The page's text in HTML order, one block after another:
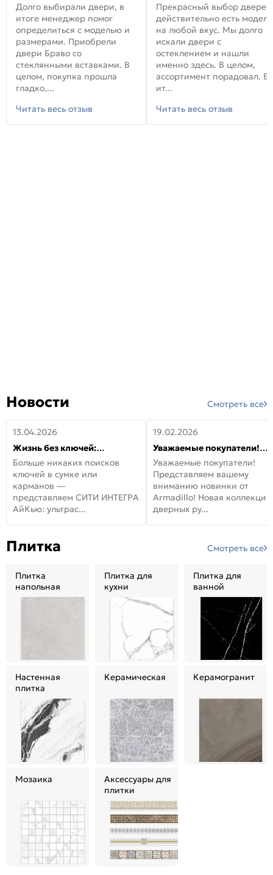
Долго выбирали двери, в
итоге менеджер помог
определиться с моделью и
размерами. Приобрели
двери Браво со
стеклянными вставками. В
целом, покупка прошла
гладко,...
Читать весь отзыв
Прекрасный выбор
действительно есть модели
на любой вкус. Мы долго
искали двери с
остеклением и нашли
именно здесь. В целом,
ассортимент порадовал. В
ит...
Читать весь отзыв
Новости Смотреть все
13.04.2026
Жизнь без ключей:
встречайте новую дверь
СИТИ ИНТЕГРА АйКью!
Больше никаких поисков
ключей в сумке или
карманов —
представляем СИТИ ИНТЕГРА
АйКью: ультрас...
19.02.2026
Уважаемые покупатели!
Представляем вашему
вниманию новинки от
Armadillo!
Уважаемые покупатели!
Представляем вашему
вниманию новинки от
Armadillo! Новая коллекция
дверных ру...
Плитка Смотреть все
Плитка
напольная
Плитка для
кухни
Плитка для
ванной
Настенная
плитка
Керамическая Керамогранит
Мозаика
Аксессуары для
плитки